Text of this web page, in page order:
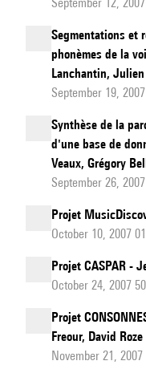
Segmentations et
phonèmes de la
Lanchantin,
September 19,
Synthèse de la
d'une base de
Veaux, Grégory
September 26,
Projet
October 10, 2007
Projet CASPAR -
October 24, 2007
Projet
Freour, David Roze
November 21,